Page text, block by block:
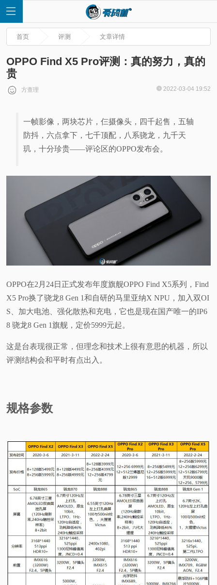
首
科
体
题
首页 评测 文章详情
OPPO Find X5 Pro评测：真的努力，真的
贵
方查理 2022-03-04 19:52
一帧影像，两块芯片，仨摄像头，四千起售，五轴
防抖，六点拿下，七千顶配，八系骁龙，九千天
玑，十分珍贵——评论区的OPPO发布会。
OPPO在2月24日正式发布年度旗舰OPPO Find X5系列，Find
X5 Pro换了骁龙8 Gen 1和自研的马里亚纳X NPU，加入双OI
S、加大电池、强化散热和充电，它也是现在国产唯一的IP6
8 骁龙8 Gen 1旗舰，定价5999元起。
这是台表现很正常，但理念和技术上很有意思的机器，所以
评测结构会和平时有点出入。
规格参数